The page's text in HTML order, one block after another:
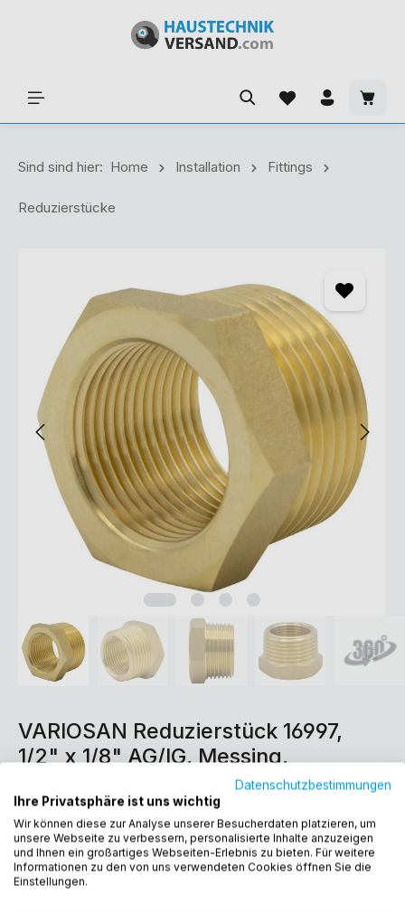
Sind sind hier: Home Installation Fittings
Reduzierstücke
VARIOSAN Reduzierstück 16997,
1/2" x 1/8" AG/IG, Messing,
Trinkwasser geeignet
1,40 €*
Preise inkl. MwSt. zzgl. Versandkosten
Sofort verfügbar, Lieferzeit: 1-3 Werktage (DE)
Datenschutzbestimmungen
Ihre Privatsphäre ist uns wichtig
Wir können diese zur Analyse unserer Besucherdaten platzieren, um
unsere Webseite zu verbessern, personalisierte Inhalte anzuzeigen
und Ihnen ein großartiges Webseiten-Erlebnis zu bieten. Für weitere
Informationen zu den von uns verwendeten Cookies öffnen Sie die
Einstellungen.